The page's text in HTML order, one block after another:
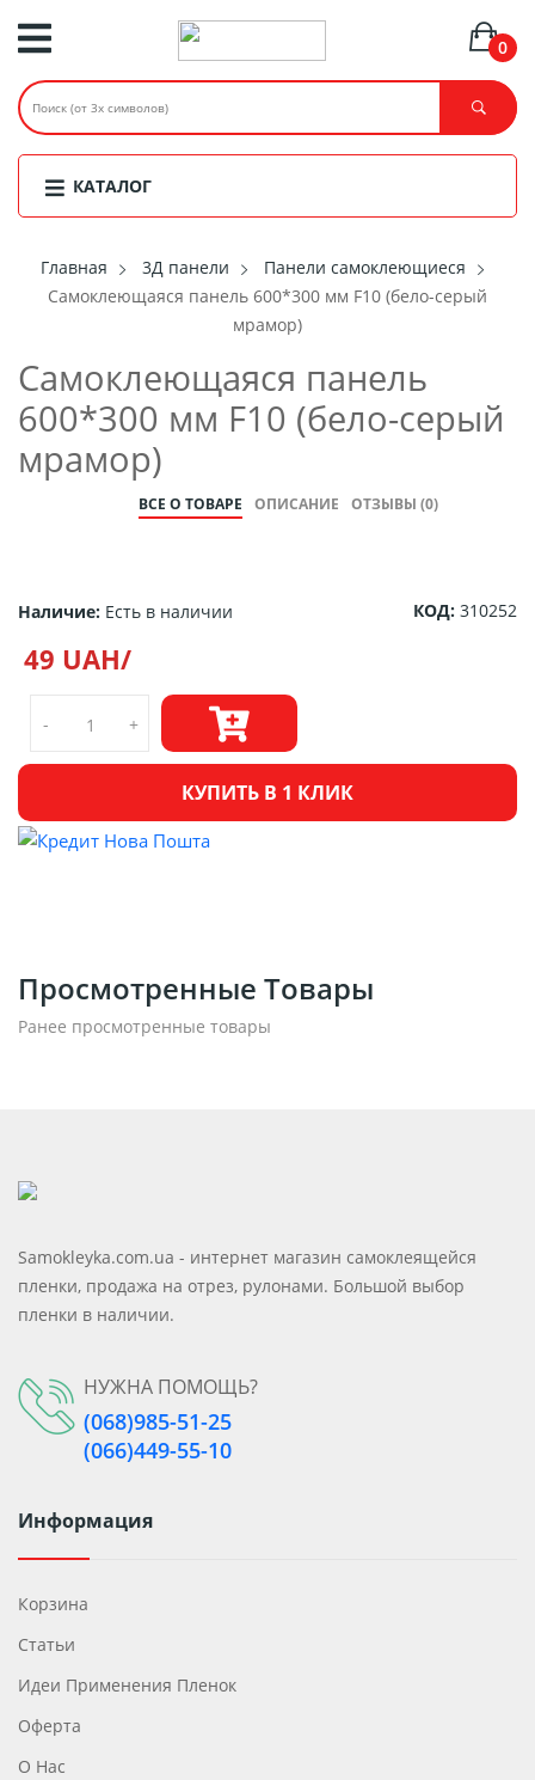
0
КАТАЛОГ
Главная 3Д панели
Панели самоклеющиеся
Самоклеющаяся панель 600*300 мм F10 (бело-серый
мрамор)
Самоклеющаяся панель
600*300 мм F10 (бело-серый
мрамор)
ВСЕ О ТОВАРЕ ОПИСАНИЕ ОТЗЫВЫ (0)
Наличие: Есть в наличии КОД: 310252
49 UAH/
- +
КУПИТЬ В 1 КЛИК
Просмотренные Товары
Ранее просмотренные товары
Samokleyka.com.ua - интернет магазин самоклеящейся
пленки, продажа на отрез, рулонами. Большой выбор
пленки в наличии.
НУЖНА ПОМОЩЬ?
(068)985-51-25
(066)449-55-10
Информация
Корзина
Статьи
Идеи Применения Пленок
Оферта
О Нас